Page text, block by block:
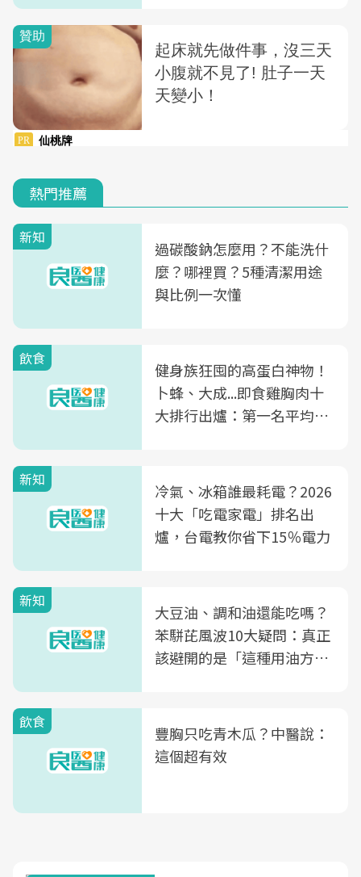
熱門推薦
新知
過碳酸鈉怎麼用？不能洗什
麼？哪裡買？5種清潔用途
與比例一次懂
飲食
健身族狂囤的高蛋白神物！
卜蜂、大成...即食雞胸肉十
大排行出爐：第一名平均一
新知
冷氣、冰箱誰最耗電？2026
十大「吃電家電」排名出
爐，台電教你省下15％電力
新知
大豆油、調和油還能吃嗎？
苯駢芘風波10大疑問：真正
該避開的是「這種用油方
飲食
豐胸只吃青木瓜？中醫說：
這個超有效